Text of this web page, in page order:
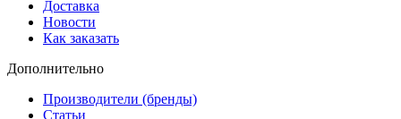
Доставка
Новости
Как заказать
Дополнительно
Производители (бренды)
Статьи